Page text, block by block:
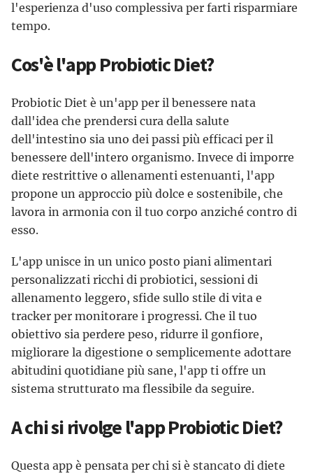
l'esperienza d'uso complessiva per farti risparmiare
tempo.
Cos'è l'app Probiotic Diet?
Probiotic Diet è un'app per il benessere nata
dall'idea che prendersi cura della salute
dell'intestino sia uno dei passi più efficaci per il
benessere dell'intero organismo. Invece di imporre
diete restrittive o allenamenti estenuanti, l'app
propone un approccio più dolce e sostenibile, che
lavora in armonia con il tuo corpo anziché contro di
esso.
L'app unisce in un unico posto piani alimentari
personalizzati ricchi di probiotici, sessioni di
allenamento leggero, sfide sullo stile di vita e
tracker per monitorare i progressi. Che il tuo
obiettivo sia perdere peso, ridurre il gonfiore,
migliorare la digestione o semplicemente adottare
abitudini quotidiane più sane, l'app ti offre un
sistema strutturato ma flessibile da seguire.
A chi si rivolge l'app Probiotic Diet?
Questa app è pensata per chi si è stancato di diete